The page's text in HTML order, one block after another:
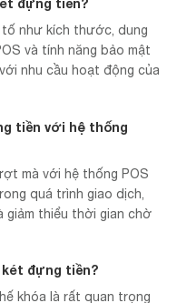
đựng tiền?
tố như kích thước, dung
và tính năng bảo mật
nhu cầu hoạt động của
tiền với hệ thống
mà với hệ thống POS
quá trình giao dịch,
giảm thiểu thời gian chờ
đựng tiền?
khóa là rất quan trọng